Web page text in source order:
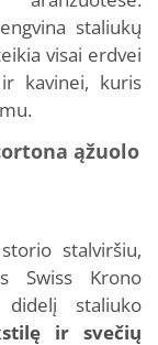
staliukų
visai erdvei
kavinei, kuris
ąžuolo
stalviršiu,
Swiss Krono
staliuko
ir svečių